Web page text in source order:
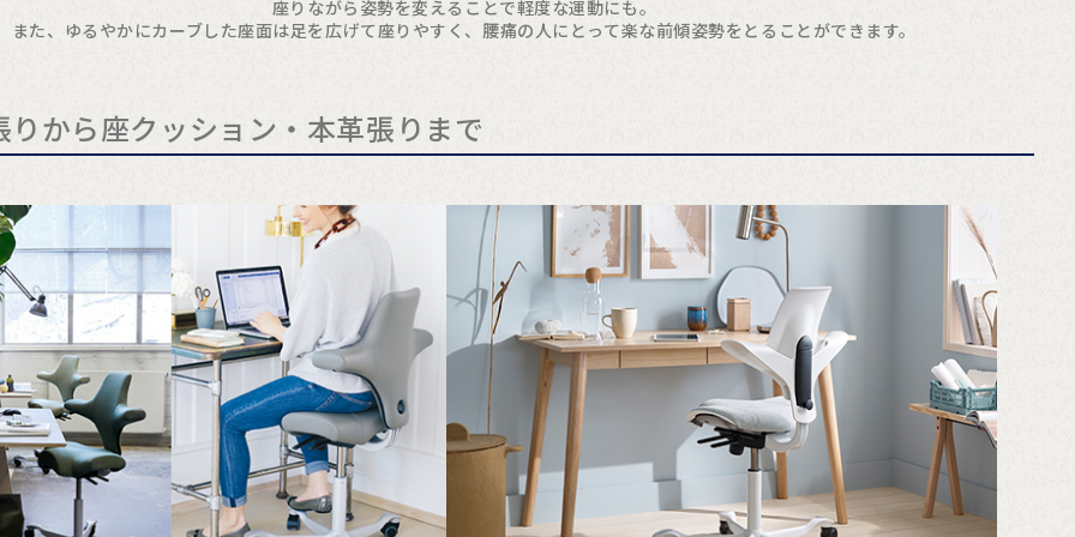
座りながら姿勢を変えることで軽度な運動にも。
また、ゆるやかにカーブした座面は足を広げて座りやすく、腰痛の人にとって楽な前傾姿勢をとることができます。
りから座クッション・本革張りまで